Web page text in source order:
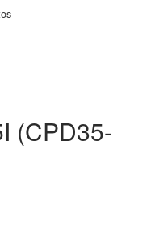
(CPD35-